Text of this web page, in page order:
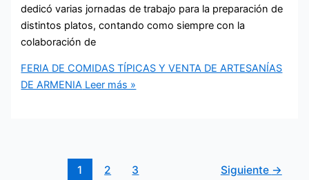
dedicó varias jornadas de trabajo para la preparación de
distintos platos, contando como siempre con la
colaboración de
FERIA DE COMIDAS TÍPICAS Y VENTA DE ARTESANÍAS
DE ARMENIA Leer más »
1 2 3 Siguiente →